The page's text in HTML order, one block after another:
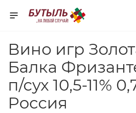
Вино игр
Балка
п/сух 10,5-11%
Россия